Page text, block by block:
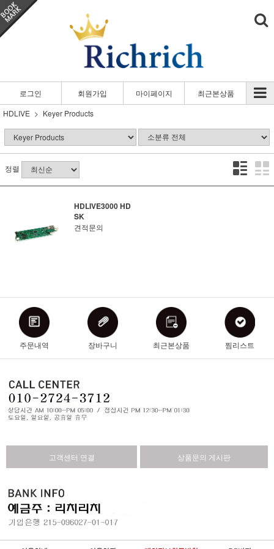
로그인 회원가입 마이페이지
최근본상품
HDLIVE
Keyer Products
정렬
HDLIVE3000 HD
SK
견적문의
주문내역 장바구니 최근본상품 찜리스트
고객센터 연결 상품문의 게시판